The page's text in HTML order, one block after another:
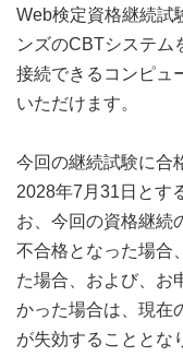
Web検定資格継続試
ンズのCBTシステム
接続できるコンピュ
いただけます。
今回の継続試験に合
2028年7月31日とす
お、今回の資格継続
不合格となった場合
た場合、および、お
かった場合は、現在
が失効することとな